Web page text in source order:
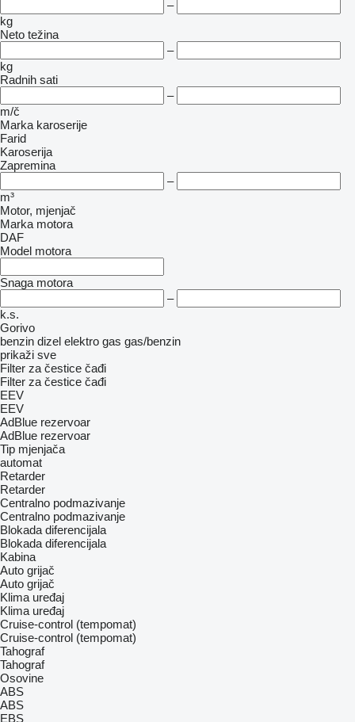
–
kg
Neto težina
–
kg
Radnih sati
–
m/č
Marka karoserije
Farid
Karoserija
Zapremina
–
m³
Motor, mjenjač
Marka motora
DAF
Model motora
Snaga motora
–
k.s.
Gorivo
benzin dizel elektro gas gas/benzin
prikaži sve
Filter za čestice čađi
Filter za čestice čađi
EEV
EEV
AdBlue rezervoar
AdBlue rezervoar
Tip mјenjača
automat
Retarder
Retarder
Centralno podmazivanje
Centralno podmazivanje
Blokada diferencijala
Blokada diferencijala
Kabina
Auto grijač
Auto grijač
Klima uređaj
Klima uređaj
Cruise-control (tempomat)
Cruise-control (tempomat)
Tahograf
Tahograf
Osovine
ABS
ABS
EBS